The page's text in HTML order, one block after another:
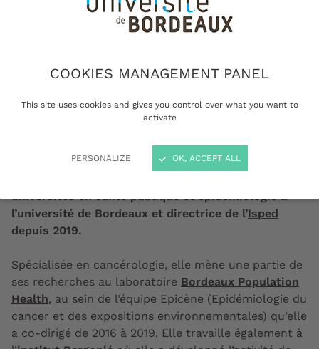
COOKIES MANAGEMENT PANEL
This site uses cookies and gives you control over what you want to
activate
PERSONALIZE OK, ACCEPT ALL
Mots-clés :santé publique,
vaccination et dépistage,
âgées
universités en santé publique et épidémiologie à
l’université de Bordeaux et directrice de l’Isped
depuis 2019.
Spécialisée en cancérologie, elle mène une partie de
ses recherches au laboratoire Bordeaux Population
Health, au sein de l’équipe Epicène (Epidémiologie du
cancer et des expositions environnementales) qu’elle
a co-dirigé de 2016 à 2019. Elle travaille également à